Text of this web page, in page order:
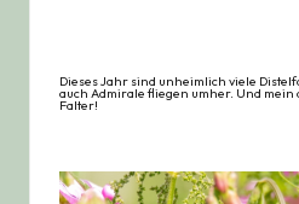
Dieses Jahr sind unheimlich viele
auch Admirale fliegen umher. Und
Falter!